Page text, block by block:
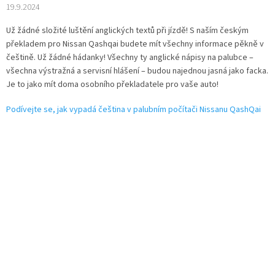
19.9.2024
Už žádné složité luštění anglických textů při jízdě! S naším českým
překladem pro Nissan Qashqai budete mít všechny informace pěkně v
češtině. Už žádné hádanky! Všechny ty anglické nápisy na palubce –
všechna výstražná a servisní hlášení – budou najednou jasná jako facka.
Je to jako mít doma osobního překladatele pro vaše auto!
Podívejte se, jak vypadá čeština v palubním počítači Nissanu QashQai